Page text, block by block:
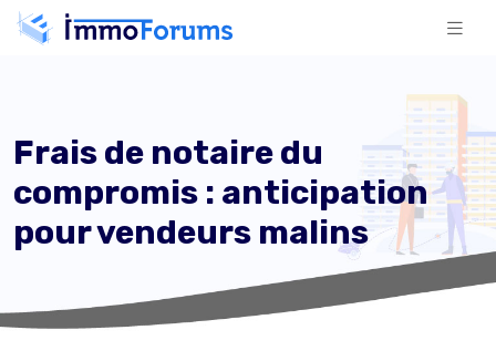
Frais de notaire du
compromis : anticipation
pour vendeurs malins